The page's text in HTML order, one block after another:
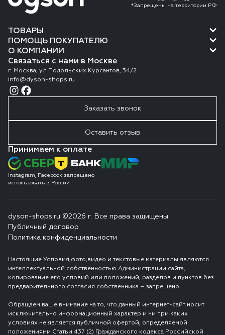
*Запрещены на территории РФ
ТОВАРЫ
ПОМОЩЬ ПОКУПАТЕЛЮ
О КОМПАНИИ
Связаться с нами в Москве
г. Москва, ул Подольских Курсантов, 34/2
info@dyson-shops.ru
Заказать звонок
Оставить отзыв
Принимаем к оплате
Instagram, Facebook запрещено
использовать в России
dyson-shops.ru ©2026 г. Все права защищены.
Публичный договор
Политика конфиденциальности
Настоящие Условия,фото,видео и текстовые материалы являются
интеллектуальной собственностью Администрации сайта,
копирование его условий или положений, разделов и пунктов без
предварительного согласия собственника – запрещено.
Обращаем ваше внимание на то, что данный интернет-сайт носит
исключительно информационный характер и ни при каких
условиях не является публичной офертой, определяемой
положениями Статьи 437 (2) Гражданского кодекса Российской